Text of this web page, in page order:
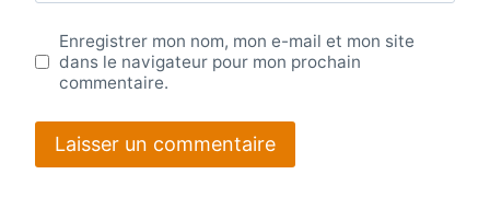
Enregistrer mon nom, mon e-mail et mon site
dans le navigateur pour mon prochain
commentaire.